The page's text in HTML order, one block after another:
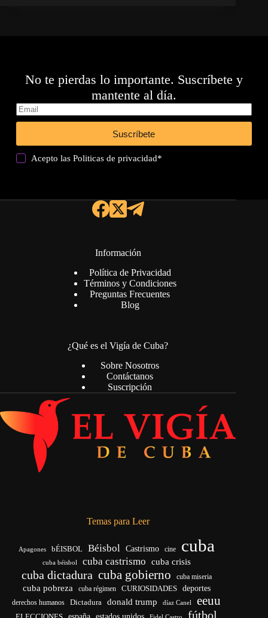
No te pierdas lo importante. Suscríbete y
mantente al día.
Suscríbete
Acepto lasPoliticas de privacidad*
Información
Política de Privacidad
Términos y Condiciones
Preguntas Frecuentes
Blog
¿Qué es el Vigía de Cuba?
Sobre Nosotros
Contáctanos
Suscripción
Temas para Leer
Apagones bÉISBOL Béisbol Castrismo cine cuba
cuba béisbol cuba castrismo cuba crisis
cuba dictadura cuba gobierno cuba miseria
cuba pobreza cuba régimen CURIOSIDADES deportes
derechos humanos Dictadura donald trump díaz Canel eeuu
fútbol